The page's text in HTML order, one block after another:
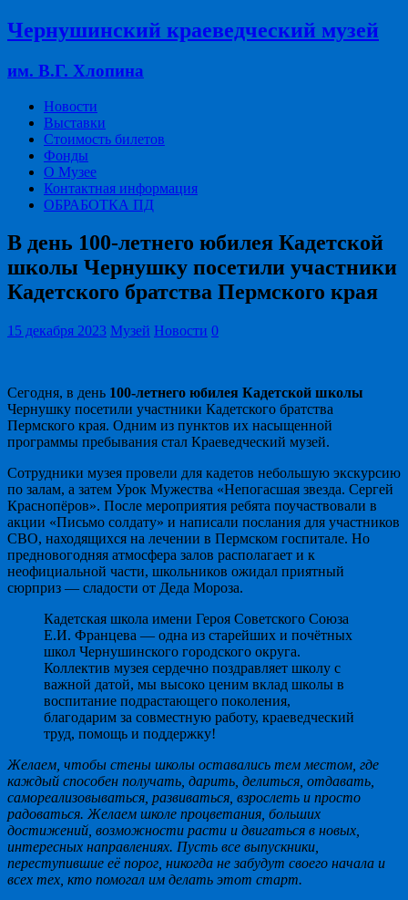
Чернушинский краеведческий музей
им. В.Г. Хлопина
Новости
Выставки
Стоимость билетов
Фонды
О Музее
Контактная информация
ОБРАБОТКА ПД
В день 100-летнего юбилея Кадетской
школы Чернушку посетили участники
Кадетского братства Пермского края
15 декабря 2023 Музей Новости 0
Сегодня, в день 100-летнего юбилея Кадетской школы
Чернушку посетили участники Кадетского братства
Пермского края. Одним из пунктов их насыщенной
программы пребывания стал Краеведческий музей.
Сотрудники музея провели для кадетов небольшую экскурсию
по залам, а затем Урок Мужества «Непогасшая звезда. Сергей
Краснопёров». После мероприятия ребята поучаствовали в
акции «Письмо солдату» и написали послания для участников
СВО, находящихся на лечении в Пермском госпитале. Но
предновогодняя атмосфера залов располагает и к
неофициальной части, школьников ожидал приятный
сюрприз — сладости от Деда Мороза.
Кадетская школа имени Героя Советского Союза
Е.И. Францева — одна из старейших и почётных
школ Чернушинского городского округа.
Коллектив музея сердечно поздравляет школу с
важной датой, мы высоко ценим вклад школы в
воспитание подрастающего поколения,
благодарим за совместную работу, краеведческий
труд, помощь и поддержку!
Желаем, чтобы стены школы оставались тем местом, где
каждый способен получать, дарить, делиться, отдавать,
самореализовываться, развиваться, взрослеть и просто
радоваться. Желаем школе процветания, больших
достижений, возможности расти и двигаться в новых,
интересных направлениях. Пусть все выпускники,
переступившие её порог, никогда не забудут своего начала и
всех тех, кто помогал им делать этот старт.